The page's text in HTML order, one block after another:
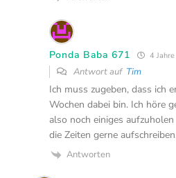
Ponda Baba 671 4
Antwort auf Tim
Ich muss zugeben, dass ich
Wochen dabei bin. Ich höre
also noch einiges
die Zeiten gerne
Antworten